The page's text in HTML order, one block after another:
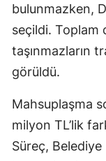
bulunmazken,
seçildi. Toplam
taşınmazların
görüldü.
Mahsuplaşma
milyon TL’lik
Süreç, Belediye